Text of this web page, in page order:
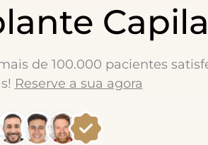
de 100.000 pacientes
Reserve a sua agora